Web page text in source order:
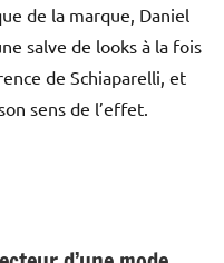
de la marque, Daniel
salve de looks à la fois
de Schiaparelli, et
sens de l’effet.